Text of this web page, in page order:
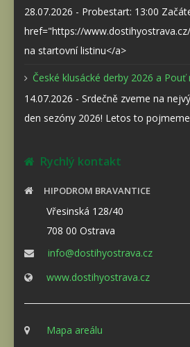
28.07.2026 - Probestart: 13:00
href="https://
na startovní listinu</a>
České klusácké derby 2026 a
14.07.2026 - Srdečně zveme na
den sezóny 2026! Letos to
Rychlý kontakt
HIPODROM BRAVANTICE
Vřesinská 128/40
708 00 Ostrava
info@dostihyostrava.cz
www.dostihyostrava.cz
Mapa areálu